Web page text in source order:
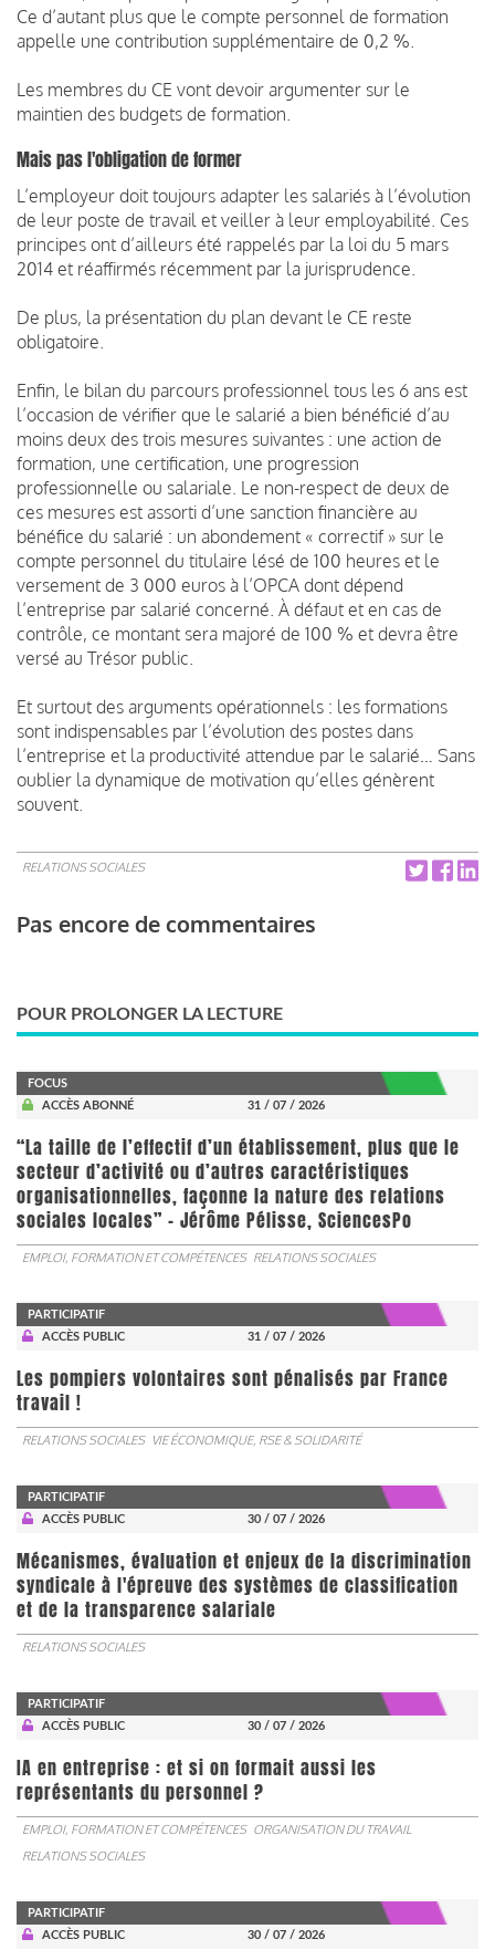
Ce d’autant plus que le compte personnel de formation
appelle une contribution supplémentaire de 0,2 %.
Les membres du CE vont devoir argumenter sur le
maintien des budgets de formation.
Mais pas l'obligation de former
L’employeur doit toujours adapter les salariés à l’évolution
de leur poste de travail et veiller à leur employabilité. Ces
principes ont d’ailleurs été rappelés par la loi du 5 mars
2014 et réaffirmés récemment par la jurisprudence.
De plus, la présentation du plan devant le CE reste
obligatoire.
Enfin, le bilan du parcours professionnel tous les 6 ans est
l’occasion de vérifier que le salarié a bien bénéficié d’au
moins deux des trois mesures suivantes : une action de
formation, une certification, une progression
professionnelle ou salariale. Le non-respect de deux de
ces mesures est assorti d’une sanction financière au
bénéfice du salarié : un abondement « correctif » sur le
compte personnel du titulaire lésé de 100 heures et le
versement de 3 000 euros à l’OPCA dont dépend
l’entreprise par salarié concerné. À défaut et en cas de
contrôle, ce montant sera majoré de 100 % et devra être
versé au Trésor public.
Et surtout des arguments opérationnels : les formations
sont indispensables par l’évolution des postes dans
l’entreprise et la productivité attendue par le salarié… Sans
oublier la dynamique de motivation qu’elles génèrent
souvent.
RELATIONS SOCIALES
Pas encore de commentaires
POUR PROLONGER LA LECTURE
FOCUS
ACCÈS ABONNÉ
31 / 07 / 2026
“La taille de l’effectif d’un établissement, plus que le
secteur d’activité ou d’autres caractéristiques
organisationnelles, façonne la nature des relations
sociales locales” - Jérôme Pélisse, SciencesPo
EMPLOI, FORMATION ET COMPÉTENCES RELATIONS SOCIALES
PARTICIPATIF
ACCÈS PUBLIC
31 / 07 / 2026
Les pompiers volontaires sont pénalisés par France
travail !
RELATIONS SOCIALES VIE ÉCONOMIQUE, RSE & SOLIDARITÉ
PARTICIPATIF
ACCÈS PUBLIC
30 / 07 / 2026
Mécanismes, évaluation et enjeux de la discrimination
syndicale à l'épreuve des systèmes de classification
et de la transparence salariale
RELATIONS SOCIALES
PARTICIPATIF
ACCÈS PUBLIC
30 / 07 / 2026
IA en entreprise : et si on formait aussi les
représentants du personnel ?
EMPLOI, FORMATION ET COMPÉTENCES ORGANISATION DU TRAVAIL
RELATIONS SOCIALES
PARTICIPATIF
ACCÈS PUBLIC
30 / 07 / 2026